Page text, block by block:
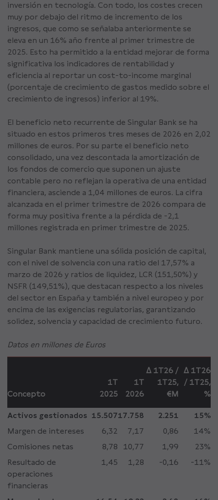
inversión en tecnología. Con todo, los costes crecen
muy por debajo del ritmo de incremento de los
ingresos, que como se señalaba anteriormente se
eleva en un 16% año frente al primer trimestre de
2025. Esto ha permitido a la entidad mejorar de forma
significativa los indicadores de rentabilidad y
eficiencia al reportar un cost-to-income marginal
(porcentaje de crecimiento de gastos medido sobre el
crecimiento de ingresos) inferior al 19%.
El beneficio neto recurrente de Singular Bank se ha
situado en estos primeros tres meses de 2026 en 2,02
millones de euros. Por su parte el beneficio neto
consolidado, una vez descontada la amortización de
los fondos de comercio que suponen un ajuste
contable pero no reflejan la operativa de una entidad
financiera, asciende a 1,04 millones de euros. La cifra
alcanzada en el primer trimestre de 2026 compara de
forma muy positiva frente a la pérdida de -2,1
millones registrada en primer trimestre de 2025.
Singular Bank mantiene una sólida posición de capital,
con el nivel de solvencia con una ratio del 17,57% a
marzo de 2026 y ratios de liquidez, LCR (151,50%) y
NSFR (149,51%), que destacan respecto a los niveles
del sector en España y también a nivel europeo y por
encima de las exigencias regulatorias, garantizando
solidez, solvencia y capacidad de crecimiento futuro.
Datos en millones de Euros
Concepto
1T
2025
1T
2026
Δ 1T26 /
1T25,
€M
Δ 1T26
/ 1T25,
%
Activos gestionados 15.50717.758 2.251
15%
Margen de intereses
6,32 7,17 0,86
14%
Comisiones netas
8,78 10,77 1,99
23%
Resultado de
operaciones
financieras
1,45 1,28 -0,16 -11%